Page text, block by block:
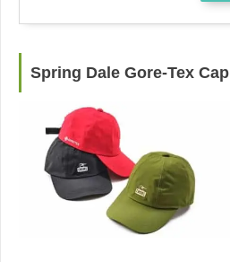
Spring Dale Gore-Tex Cap